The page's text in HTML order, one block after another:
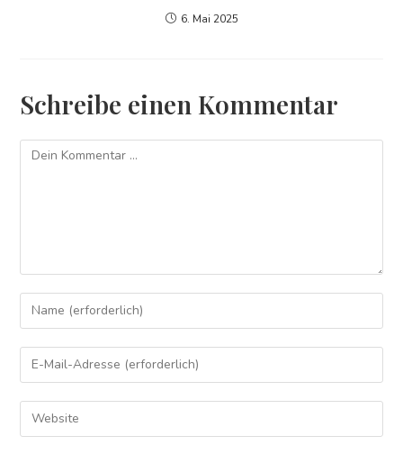
6. Mai 2025
Schreibe einen Kommentar
Kommentieren
Gib
deinen
Namen
oder
zum
Kommentieren
Gib
deine
E-
Mail-
Gib
deine